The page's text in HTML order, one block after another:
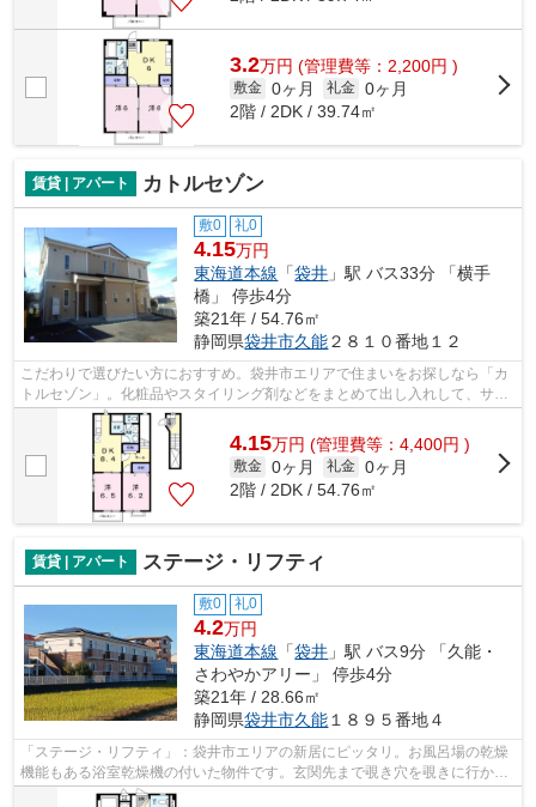
3.2万円 (管理費等：2,200円 )
敷金 0ヶ月 礼金 0ヶ月
2階 / 2DK / 39.74㎡
賃貸 | アパート カトルセゾン
敷0 礼0
4.15万円
東海道本線 「袋井 」駅 バス33分 「横手
橋」 停歩4分
築21年 / 54.76㎡
静岡県袋井市久能２８１０番地１２
こだわりで選びたい方におすすめ。袋井市エリアで住まいをお探しなら「カ
トルセゾン」。化粧品やスタイリング剤などをまとめて出し入れして、サッ
と身支度を整えられる独立洗面台があ...
4.15万円 (管理費等：4,400円 )
敷金 0ヶ月 礼金 0ヶ月
2階 / 2DK / 54.76㎡
賃貸 | アパート ステージ・リフティ
敷0 礼0
4.2万円
東海道本線 「袋井 」駅 バス9分 「久能・
さわやかアリー」 停歩4分
築21年 / 28.66㎡
静岡県袋井市久能 １８９５番地４
「ステージ・リフティ」：袋井市エリアの新居にピッタリ。お風呂場の乾燥
機能もある浴室乾燥機の付いた物件です。玄関先まで覗き穴を覗きに行かな
くてもインターホン越しに誰が来たの...